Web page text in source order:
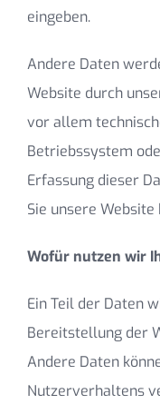
eingeben.
Andere Daten
Website durch
vor allem
Betriebssystem
Erfassung dieser
Sie unsere
Wofür nutzen wir
Ein Teil der Daten
Bereitstellung der
Andere Daten
Nutzerverhaltens